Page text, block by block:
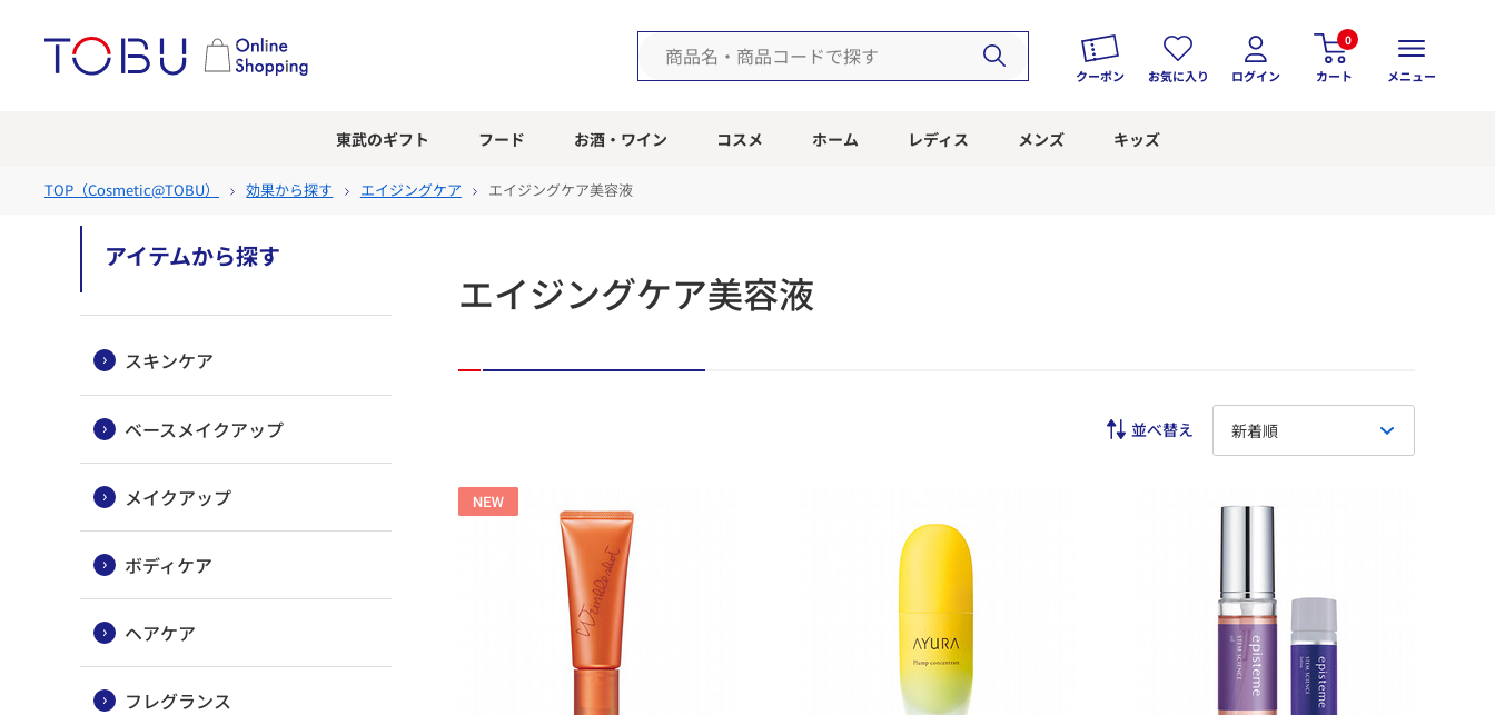
クーポン お気に入り ログイン
0
カート メニュー
東武のギフト フード お酒・ワイン コスメ ホーム レディス メンズ キッズ
TOP（Cosmetic@TOBU） 効果から探す エイジングケア エイジングケア美容液
アイテムから探す
スキンケア
ベースメイクアップ
メイクアップ
ボディケア
ヘアケア
フレグランス
エイジングケア美容液
新着順